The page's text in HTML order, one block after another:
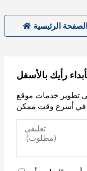
الرئيسية
رأيك بالأسفل
تطوير خدمات موقع